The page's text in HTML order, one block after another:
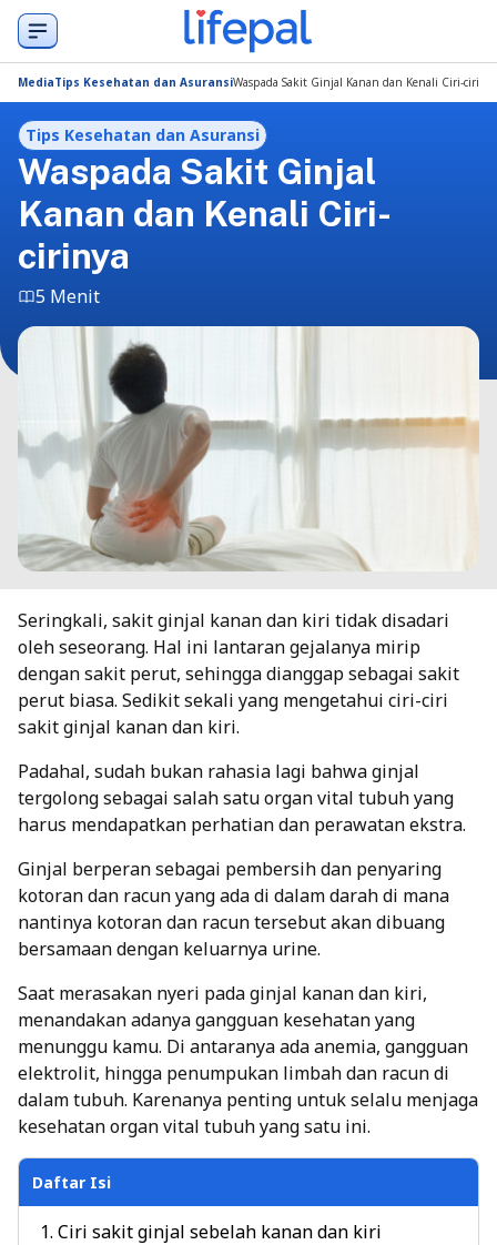
MediaTips Kesehatan dan AsuransiWaspada Sakit Ginjal Kanan dan Kenali Ciri-cirinya
Tips Kesehatan dan Asuransi
Waspada Sakit Ginjal
Kanan dan Kenali Ciri-
cirinya
5 Menit
Seringkali, sakit ginjal kanan dan kiri tidak disadari
oleh seseorang. Hal ini lantaran gejalanya mirip
dengan sakit perut, sehingga dianggap sebagai sakit
perut biasa. Sedikit sekali yang mengetahui ciri-ciri
sakit ginjal kanan dan kiri.
Padahal, sudah bukan rahasia lagi bahwa ginjal
tergolong sebagai salah satu organ vital tubuh yang
harus mendapatkan perhatian dan perawatan ekstra.
Ginjal berperan sebagai pembersih dan penyaring
kotoran dan racun yang ada di dalam darah di mana
nantinya kotoran dan racun tersebut akan dibuang
bersamaan dengan keluarnya urine.
Saat merasakan nyeri pada ginjal kanan dan kiri,
menandakan adanya gangguan kesehatan yang
menunggu kamu. Di antaranya ada anemia, gangguan
elektrolit, hingga penumpukan limbah dan racun di
dalam tubuh. Karenanya penting untuk selalu menjaga
kesehatan organ vital tubuh yang satu ini.
Daftar Isi
Ciri sakit ginjal sebelah kanan dan kiri